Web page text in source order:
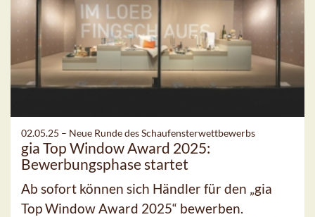
02.05.25 – Neue Runde des Schaufensterwettbewerbs
gia Top Window Award 2025:
Bewerbungsphase startet
Ab sofort können sich Händler für den „gia
Top Window Award 2025“ bewerben.